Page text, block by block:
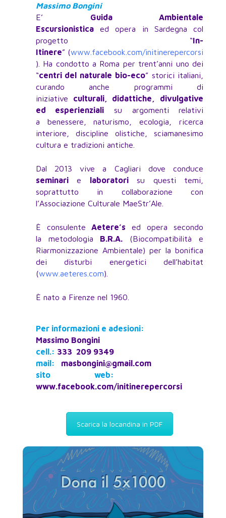
Massimo Bongini
E’ Guida Ambientale
Escursionisticaed opera in Sardegna col
progetto “In-
Itinere” (www.facebook.com/initinerepercorsi
). Ha condotto a Roma per trent’anni uno dei
“centri del naturale bio-eco” storici italiani,
curando anche programmi di
iniziative culturali, didattiche, divulgative
ed esperienziali su argomenti relativi
a benessere, naturismo, ecologia, ricerca
interiore, discipline olistiche, sciamanesimo
cultura e tradizioni antiche.
Dal 2013 vive a Cagliari dove conduce
seminarie laboratorisu questi temi,
soprattutto in collaborazione con
l’Associazione Culturale MaeStr’Ale.
È consulente Aetere’s ed opera secondo
la metodologia B.R.A. (Biocompatibilità e
Riarmonizzazione Ambientale) per la bonifica
dei disturbi energetici dell’habitat
(www.aeteres.com).
È nato a Firenze nel 1960.
Per informazioni e adesioni:
Massimo Bongini
cell.: 333 209 9349
mail:
masbongini@gmail.com
sito web:
www.facebook.com/initinerepercorsi
Scarica la locandina in PDF